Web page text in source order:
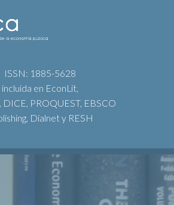
ISSN: 1885-5628
incluida en EconLit,
DICE, PROQUEST, EBSCO
Dialnet y RESH